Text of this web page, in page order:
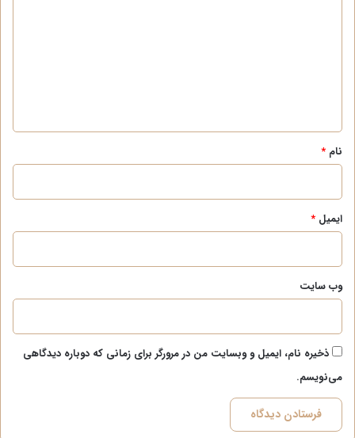
نام *
ایمیل *
وب‌ سایت
ذخیره نام، ایمیل و وبسایت من در مرورگر برای زمانی که دوباره دیدگاهی
می‌نویسم.